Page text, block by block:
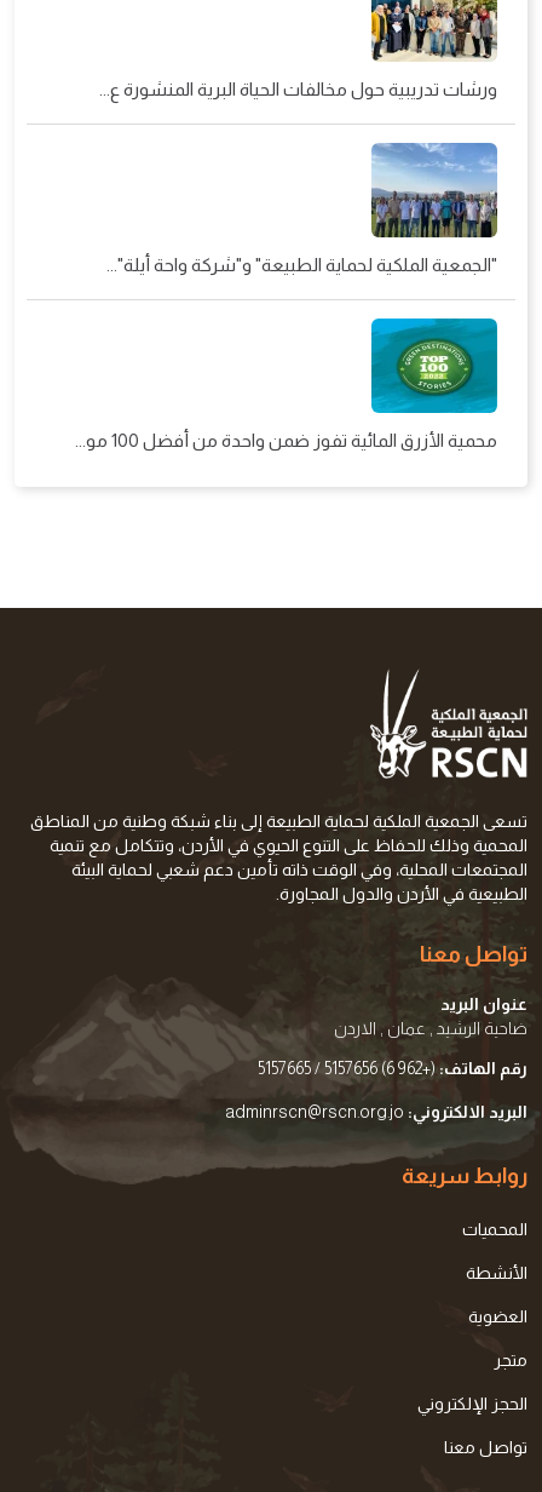
ورشات تدريبية حول مخالفات الحياة البرية المنشورة ع...
"الجمعية الملكية لحماية الطبيعة" و"شركة واحة أيلة"...
محمية الأزرق المائية تفوز ضمن واحدة من أفضل 100 مو...
تسعى الجمعية الملكية لحماية الطبيعة إلى بناء شبكة وطنية من المناطق
المحمية وذلك للحفاظ على التنوع الحيوي في الأردن، وتتكامل مع تنمية
المجتمعات المحلية، وفي الوقت ذاته تأمين دعم شعبي لحماية البيئة
الطبيعية في الأردن والدول المجاورة.
تواصل معنا
عنوان البريد
ضاحية الرشيد , عمان , الاردن
رقم الهاتف: (+962 6) 5157656 / 5157665
البريد الالكتروني: adminrscn@rscn.org.jo
روابط سريعة
المحميات
الأنشطة
العضوية
متجر
الحجز الإلكتروني
تواصل معنا